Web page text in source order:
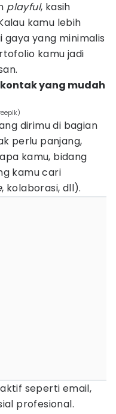
playful, kasih
kamu lebih
gaya yang minimalis
kamu jadi
yang mudah
dirimu di bagian
perlu panjang,
kamu, bidang
kamu cari
, kolaborasi, dll).
seperti email,
profesional.